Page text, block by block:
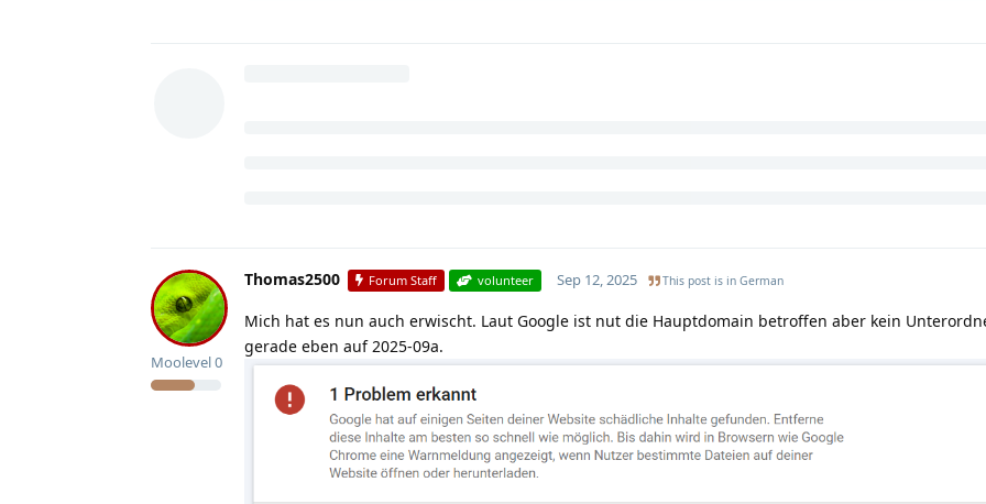
Thomas2500 Forum Staff volunteer
Moolevel0
Sep 12, 2025 This post is inGerman
Mich hat es nun auch erwischt. Laut Google ist nut die Hauptdomain betroffen aber kein
gerade eben auf 2025-09a.